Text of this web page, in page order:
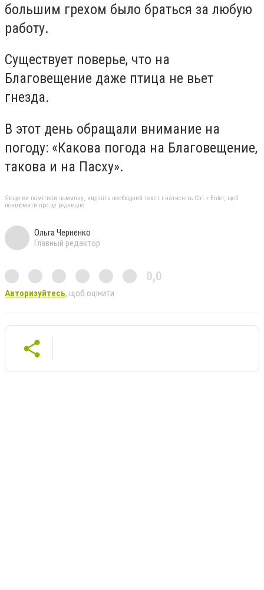
большим грехом было браться за любую
работу.
Существует поверье, что на
Благовещение даже птица не вьет
гнезда.
В этот день обращали внимание на
погоду: «Какова погода на Благовещение,
такова и на Пасху».
Якщо ви помітили помилку, виділіть необхідний текст і натисніть Ctrl + Enter, щоб
повідомити про це редакцію
Ольга Черненко
Главный редактор
0,0
Авторизуйтесь, щоб оцінити